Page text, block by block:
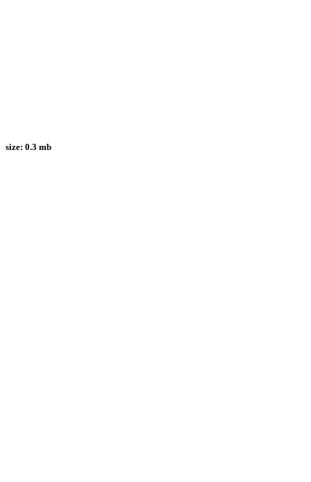
size: 0.3 mb